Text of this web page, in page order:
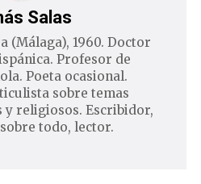
Salas
(Málaga), 1960. Doctor
Profesor de
Poeta ocasional.
sobre temas
religiosos. Escribidor,
todo, lector.